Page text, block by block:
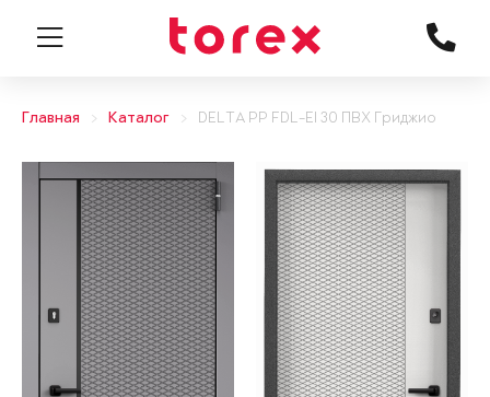
Главная Каталог DELTA PP FDL-EI 30 ПВХ Гриджио